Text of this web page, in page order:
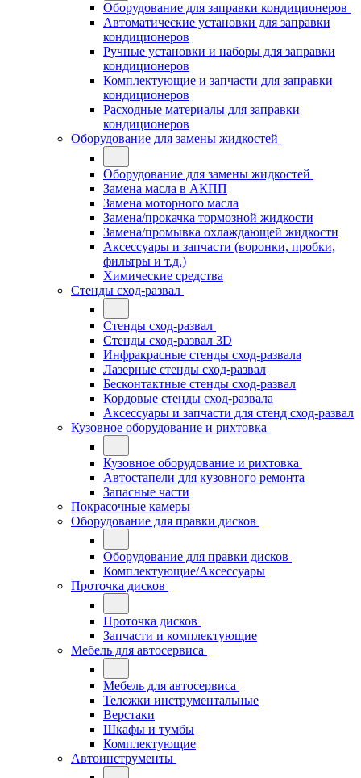
Оборудование для заправки кондиционеров
Автоматические установки для заправки
кондиционеров
Ручные установки и наборы для заправки
кондиционеров
Комплектующие и запчасти для заправки
кондиционеров
Расходные материалы для заправки
кондиционеров
Оборудование для замены жидкостей
Оборудование для замены жидкостей
Замена масла в АКПП
Замена моторного масла
Замена/прокачка тормозной жидкости
Замена/промывка охлаждающей жидкости
Аксессуары и запчасти (воронки, пробки,
фильтры и т.д.)
Химические средства
Стенды сход-развал
Стенды сход-развал
Стенды сход-развал 3D
Инфракрасные стенды сход-развала
Лазерные стенды сход-развал
Бесконтактные стенды сход-развал
Кордовые стенды сход-развала
Аксессуары и запчасти для стенд сход-развал
Кузовное оборудование и рихтовка
Кузовное оборудование и рихтовка
Автостапели для кузовного ремонта
Запасные части
Покрасочные камеры
Оборудование для правки дисков
Оборудование для правки дисков
Комплектующие/Аксессуары
Проточка дисков
Проточка дисков
Запчасти и комплектующие
Мебель для автосервиса
Мебель для автосервиса
Тележки инструментальные
Верстаки
Шкафы и тумбы
Комплектующие
Автоинструменты